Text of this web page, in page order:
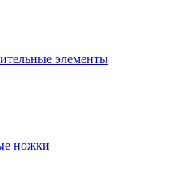
элементы
ножки